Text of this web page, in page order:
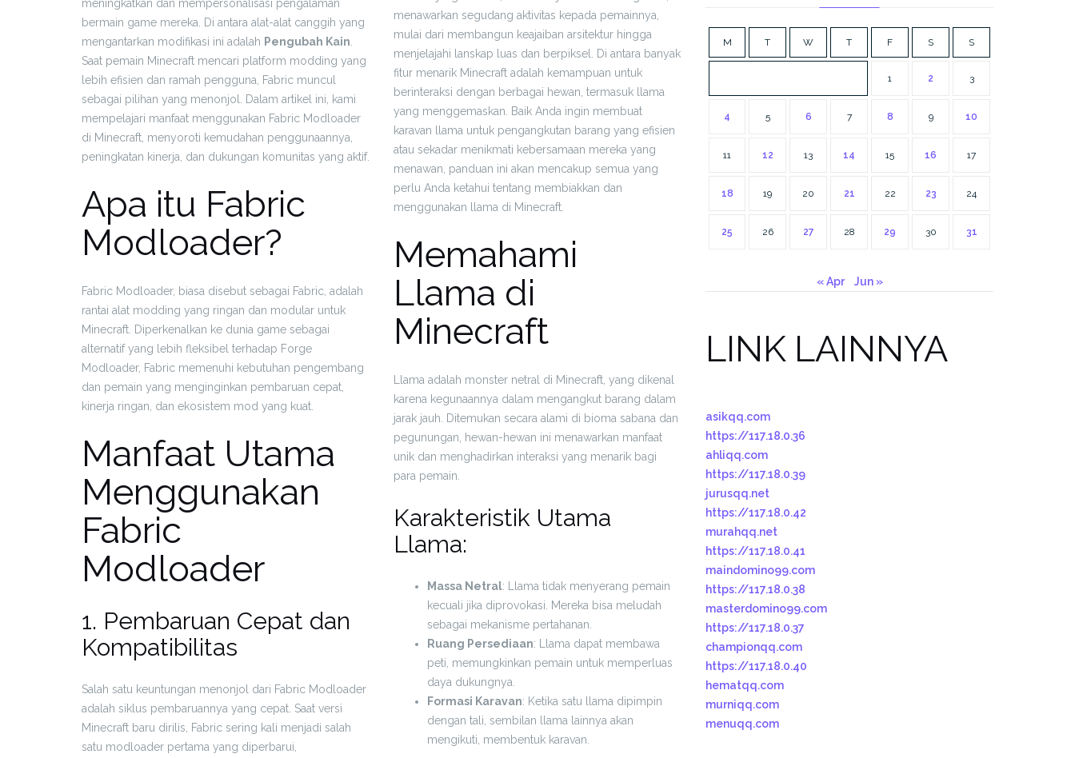
meningkatkan dan mempersonalisasi pengalaman
bermain game mereka. Di antara alat-alat canggih yang
mengantarkan modifikasi ini adalah Pengubah Kain
Saat pemain Minecraft mencari platform modding yang
lebih efisien dan ramah pengguna, Fabric muncul
sebagai pilihan yang menonjol. Dalam artikel ini, kami
mempelajari manfaat menggunakan Fabric Modloader
di Minecraft, menyoroti kemudahan penggunaannya,
peningkatan kinerja, dan dukungan komunitas yang aktif.
Apa itu Fabric
Modloader?
Fabric Modloader, biasa disebut sebagai Fabric, adalah
rantai alat modding yang ringan dan modular untuk
Minecraft. Diperkenalkan ke dunia game sebagai
alternatif yang lebih fleksibel terhadap Forge
Modloader, Fabric memenuhi kebutuhan pengembang
dan pemain yang menginginkan pembaruan cepat,
kinerja ringan, dan ekosistem mod yang kuat.
Manfaat Utama
Menggunakan
Fabric
Modloader
1. Pembaruan Cepat dan
Kompatibilitas
Salah satu keuntungan menonjol dari Fabric Modloader
adalah siklus pembaruannya yang cepat. Saat versi
Minecraft baru dirilis, Fabric sering kali menjadi salah
satu modloader pertama yang diperbarui,
menawarkan segudang aktivitas kepada pemainnya,
mulai dari membangun keajaiban arsitektur hingga
menjelajahi lanskap luas dan berpiksel. Di antara banyak
fitur menarik Minecraft adalah kemampuan untuk
berinteraksi dengan berbagai hewan, termasuk llama
yang menggemaskan. Baik Anda ingin membuat
karavan llama untuk pengangkutan barang yang efisien
atau sekadar menikmati kebersamaan mereka yang
menawan, panduan ini akan mencakup semua yang
perlu Anda ketahui tentang membiakkan dan
menggunakan llama di Minecraft.
Memahami
Llama di
Minecraft
Llama adalah monster netral di Minecraft, yang dikenal
karena kegunaannya dalam mengangkut barang dalam
jarak jauh. Ditemukan secara alami di bioma sabana dan
pegunungan, hewan-hewan ini menawarkan manfaat
unik dan menghadirkan interaksi yang menarik bagi
para pemain.
Karakteristik Utama
Llama:
Massa Netral: Llama tidak menyerang pemain
kecuali jika diprovokasi. Mereka bisa meludah
sebagai mekanisme pertahanan.
Ruang Persediaan: Llama dapat membawa
peti, memungkinkan pemain untuk memperluas
daya dukungnya.
Formasi Karavan: Ketika satu llama dipimpin
dengan tali, sembilan llama lainnya akan
mengikuti, membentuk karavan.
M T W T F S S
1 2 3
4 5 6 7 8 9 10
11 12 13 14 15 16 17
18 19 20 21 22 23 24
25 26 27 28 29 30 31
« Apr Jun »
LINK LAINNYA
asikqq.com
https://117.18.0.36
ahliqq.com
https://117.18.0.39
jurusqq.net
https://117.18.0.42
murahqq.net
https://117.18.0.41
maindomino99.com
https://117.18.0.38
masterdomino99.com
https://117.18.0.37
championqq.com
https://117.18.0.40
hematqq.com
murniqq.com
menuqq.com